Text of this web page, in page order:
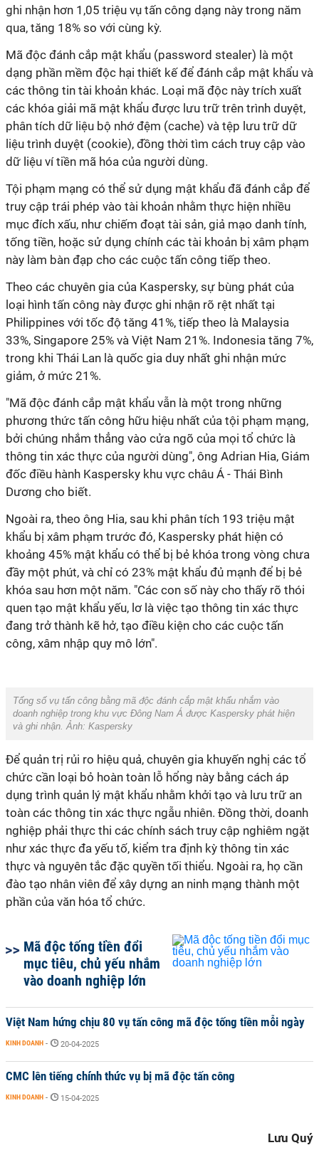
ghi nhận hơn 1,05 triệu vụ tấn công dạng này trong năm
qua, tăng 18% so với cùng kỳ.
Mã độc đánh cắp mật khẩu (password stealer) là một
dạng phần mềm độc hại thiết kế để đánh cắp mật khẩu và
các thông tin tài khoản khác. Loại mã độc này trích xuất
các khóa giải mã mật khẩu được lưu trữ trên trình duyệt,
phân tích dữ liệu bộ nhớ đệm (cache) và tệp lưu trữ dữ
liệu trình duyệt (cookie), đồng thời tìm cách truy cập vào
dữ liệu ví tiền mã hóa của người dùng.
Tội phạm mạng có thể sử dụng mật khẩu đã đánh cắp để
truy cập trái phép vào tài khoản nhằm thực hiện nhiều
mục đích xấu, như chiếm đoạt tài sản, giả mạo danh tính,
tống tiền, hoặc sử dụng chính các tài khoản bị xâm phạm
này làm bàn đạp cho các cuộc tấn công tiếp theo.
Theo các chuyên gia của Kaspersky, sự bùng phát của
loại hình tấn công này được ghi nhận rõ rệt nhất tại
Philippines với tốc độ tăng 41%, tiếp theo là Malaysia
33%, Singapore 25% và Việt Nam 21%. Indonesia tăng 7%,
trong khi Thái Lan là quốc gia duy nhất ghi nhận mức
giảm, ở mức 21%.
"Mã độc đánh cắp mật khẩu vẫn là một trong những
phương thức tấn công hữu hiệu nhất của tội phạm mạng,
bởi chúng nhắm thẳng vào cửa ngõ của mọi tổ chức là
thông tin xác thực của người dùng", ông Adrian Hia, Giám
đốc điều hành Kaspersky khu vực châu Á - Thái Bình
Dương cho biết.
Ngoài ra, theo ông Hia, sau khi phân tích 193 triệu mật
khẩu bị xâm phạm trước đó, Kaspersky phát hiện có
khoảng 45% mật khẩu có thể bị bẻ khóa trong vòng chưa
đầy một phút, và chỉ có 23% mật khẩu đủ mạnh để bị bẻ
khóa sau hơn một năm. "Các con số này cho thấy rõ thói
quen tạo mật khẩu yếu, lơ là việc tạo thông tin xác thực
đang trở thành kẽ hở, tạo điều kiện cho các cuộc tấn
công, xâm nhập quy mô lớn".
Tổng số vụ tấn công bằng mã độc đánh cắp mật khẩu nhắm vào
doanh nghiệp trong khu vực Đông Nam Á được Kaspersky phát hiện
và ghi nhận. Ảnh: Kaspersky
Để quản trị rủi ro hiệu quả, chuyên gia khuyến nghị các tổ
chức cần loại bỏ hoàn toàn lỗ hổng này bằng cách áp
dụng trình quản lý mật khẩu nhằm khởi tạo và lưu trữ an
toàn các thông tin xác thực ngẫu nhiên. Đồng thời, doanh
nghiệp phải thực thi các chính sách truy cập nghiêm ngặt
như xác thực đa yếu tố, kiểm tra định kỳ thông tin xác
thực và nguyên tắc đặc quyền tối thiểu. Ngoài ra, họ cần
đào tạo nhân viên để xây dựng an ninh mạng thành một
phần của văn hóa tổ chức.
Mã độc tống tiền đổi
mục tiêu, chủ yếu nhắm
vào doanh nghiệp lớn
Việt Nam hứng chịu 80 vụ tấn công mã độc tống tiền mỗi ngày
KINH DOANH - 20-04-2025
CMC lên tiếng chính thức vụ bị mã độc tấn công
KINH DOANH - 15-04-2025
Lưu Quý